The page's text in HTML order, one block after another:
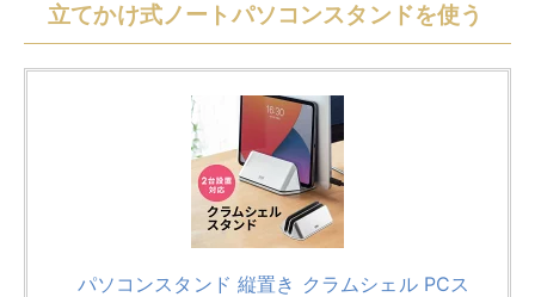
立てかけ式ノートパソコンスタンドを使う
パソコンスタンド 縦置き クラムシェル PCス